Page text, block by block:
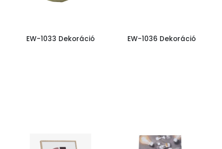
EW-1033 Dekoráció EW-1036 Dekoráció